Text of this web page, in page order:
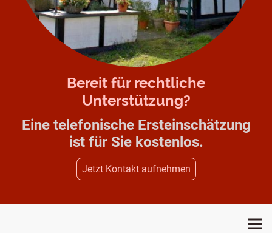
Bereit für rechtliche
Unterstützung?
Eine telefonische Ersteinschätzung
ist für Sie kostenlos.
Jetzt Kontakt aufnehmen